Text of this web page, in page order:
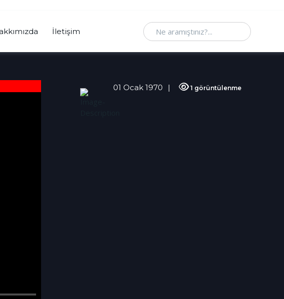
İletişim Ne aramıştınız
01 Ocak 1970 1 görüntülenme